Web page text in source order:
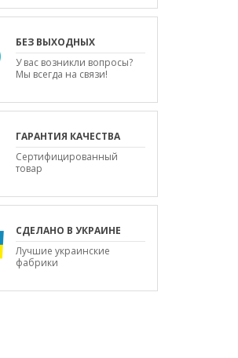
БЕЗ ВЫХОДНЫХ
У вас возникли вопросы?
Мы всегда на связи!
ГАРАНТИЯ КАЧЕСТВА
Сертифицированный
товар
СДЕЛАНО В УКРАИНЕ
Лучшие украинские
фабрики